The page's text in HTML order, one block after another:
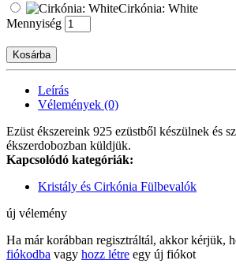
Cirkónia: White
Mennyiség
Kosárba
Leírás
Vélemények (0)
Ezüst ékszereink 925 ezüstből készülnek és
ékszerdobozban küldjük.
Kapcsolódó kategóriák:
Kristály és Cirkónia Fülbevalók
új vélemény
Ha már korábban regisztráltál, akkor kérjük,
fiókodba vagy hozz létre egy új fiókot